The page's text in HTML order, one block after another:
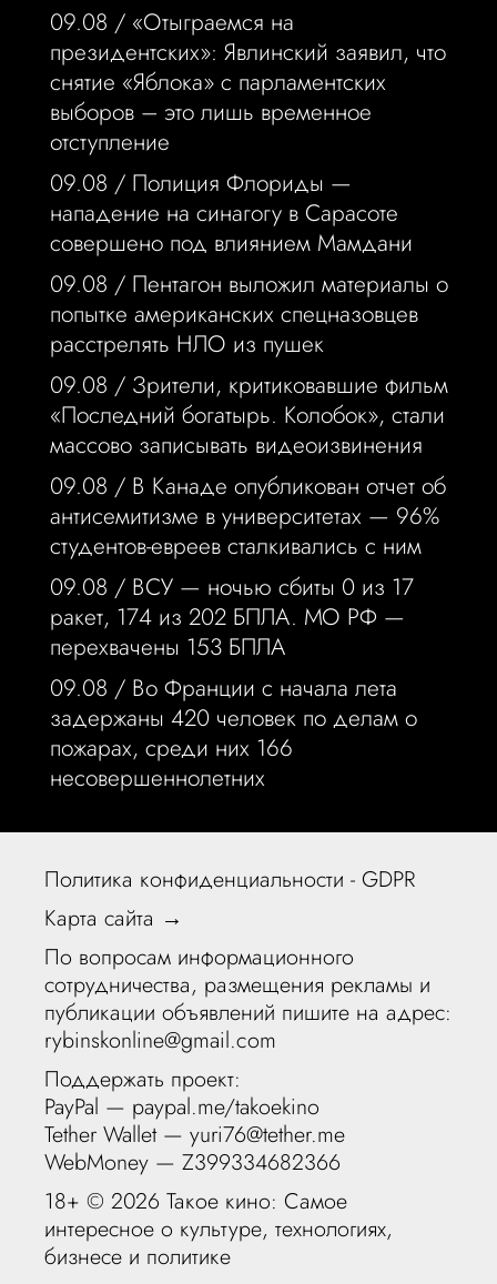
09.08 / «Отыграемся на
президентских»: Явлинский заявил, что
снятие «Яблока» с парламентских
выборов – это лишь временное
отступление
09.08 / Полиция Флориды —
нападение на синагогу в Сарасоте
совершено под влиянием Мамдани
09.08 / Пентагон выложил материалы о
попытке американских спецназовцев
расстрелять НЛО из пушек
09.08 / Зрители, критиковавшие фильм
«Последний богатырь. Колобок», стали
массово записывать видеоизвинения
09.08 / В Канаде опубликован отчет об
антисемитизме в университетах — 96%
студентов-евреев сталкивались с ним
09.08 / ВСУ — ночью сбиты 0 из 17
ракет, 174 из 202 БПЛА. МО РФ —
перехвачены 153 БПЛА
09.08 / Во Франции с начала лета
задержаны 420 человек по делам о
пожарах, среди них 166
несовершеннолетних
Политика конфиденциальности - GDPR
Карта сайта →
По вопросам информационного
сотрудничества, размещения рекламы и
публикации объявлений пишите на адрес:
rybinskonline@gmail.com
Поддержать проект:
PayPal — paypal.me/takoekino
Tether Wallet — yuri76@tether.me
WebMoney — Z399334682366
18+ ©2026 Такое кино: Самое
интересное о культуре, технологиях,
бизнесе и политике